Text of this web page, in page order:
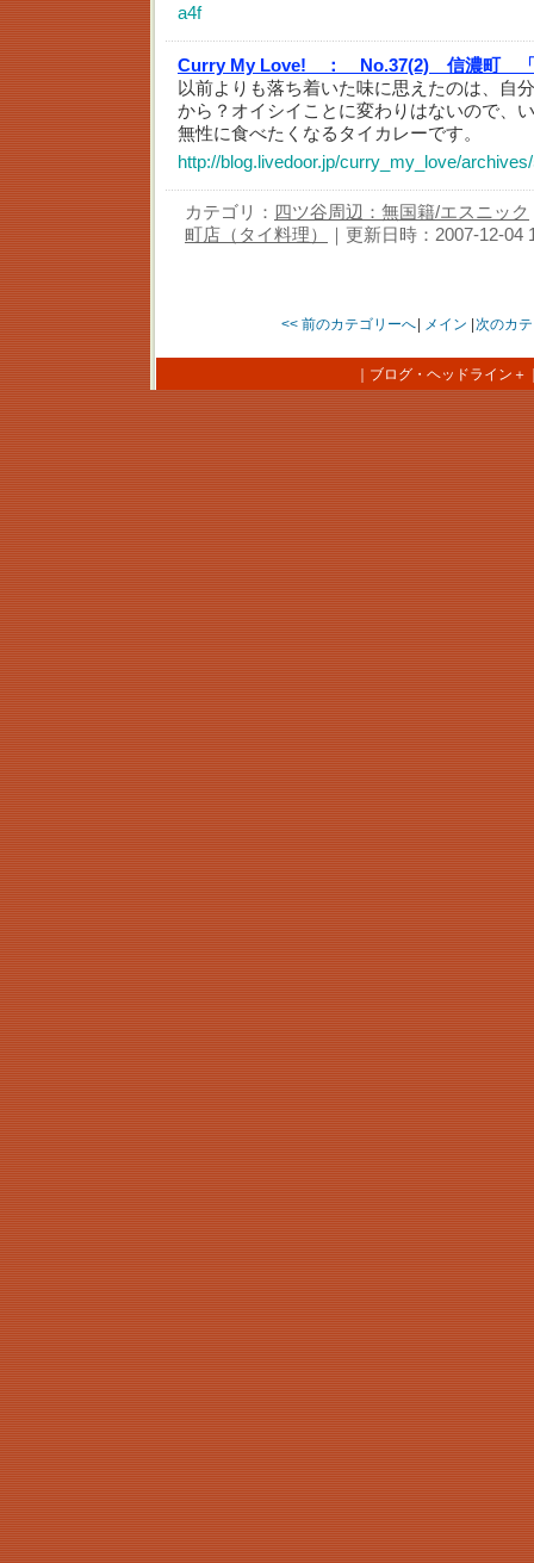
a4f
Curry My Love! ：
No.37(2) 信濃町 「
以前よりも落ち着いた味に思えたのは、自
から？オイシイことに変わりはないので、
無性に食べたくなるタイカレーです。
http://blog.livedoor.jp/curry_my_love/
カテゴリ： 四ツ谷周辺：無国籍/エスニック
町店（タイ料理）
｜更新日時：2007-12-04
<< 前のカテゴリーへ メイン 次のカ
ブログ・ヘッドライン＋